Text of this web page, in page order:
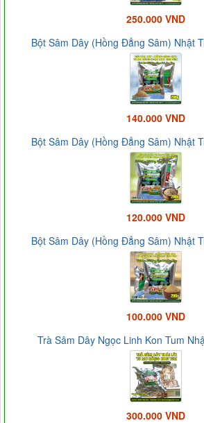
250.000 VND
Bột Sâm Dây (Hồng Đẳng Sâm) Nhật
140.000 VND
Bột Sâm Dây (Hồng Đẳng Sâm) Nhật
120.000 VND
Bột Sâm Dây (Hồng Đẳng Sâm) Nhật
100.000 VND
Trà Sâm Dây Ngọc Linh Kon Tum
300.000 VND